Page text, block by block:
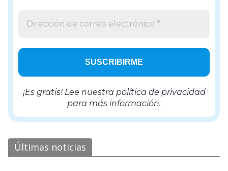
¡Es gratis! Lee nuestra política de privacidad
para más información.
Últimas noticias